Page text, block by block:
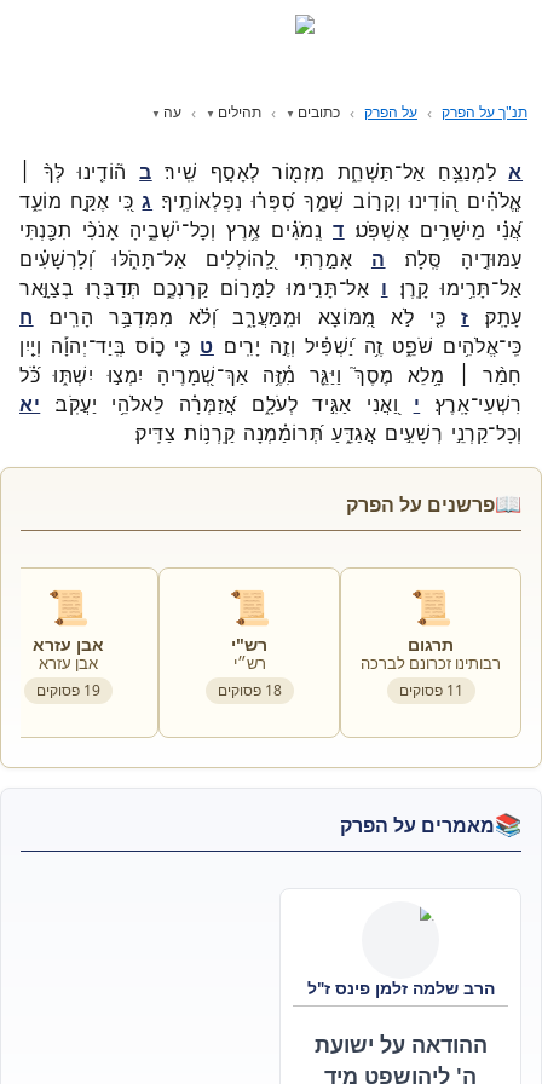
תנ"ך על הפרק על הפרק כתובים תהילים עה
א לַמְנַצֵּ֥חַ אַל־תַּשְׁחֵ֑ת מִזְמ֖וֹר לְאָסָ֣ף שִֽׁיר׃ ב ה֘וֹדִ֤ינוּ לְּךָ֨ ׀
אֱ‍ֽלֹהִ֗ים ה֭וֹדִינוּ וְקָר֣וֹב שְׁמֶ֑ךָ סִ֝פְּר֗וּ נִפְלְאוֹתֶֽיךָ׃ ג כִּ֭י אֶקַּ֣ח מוֹעֵ֑ד
אֲ֝נִ֗י מֵישָׁרִ֥ים אֶשְׁפֹּֽט׃ ד נְֽמֹגִ֗ים אֶ֥רֶץ וְכָל־יֹשְׁבֶ֑יהָ אָנֹכִ֨י תִכַּ֖נְתִּי
עַמּוּדֶ֣יהָ
סֶּֽלָה׃ ה אָמַ֣רְתִּי לַֽ֭הוֹלְלִים אַל־תָּהֹ֑לּוּ
וְ֝לָרְשָׁעִ֗ים
אַל־תָּרִ֥ימוּ קָֽרֶן׃ ו אַל־תָּרִ֣ימוּ לַמָּר֣וֹם קַרְנְכֶ֑ם תְּדַבְּר֖וּ בְצַוָּ֣אר
עָתָֽק׃
ז כִּ֤י לֹ֣א מִ֭מּוֹצָא וּמִֽמַּעֲרָ֑ב וְ֝לֹ֗א מִמִּדְבַּ֥ר הָרִֽים׃
ח
כִּֽי־אֱלֹהִ֥ים שֹׁפֵ֑ט זֶ֥ה יַ֝שְׁפִּ֗יל וְזֶ֣ה יָרִֽים׃ ט כִּ֤י כ֪וֹס בְּֽיַד־יְהוָ֡ה וְיַ֤יִן
חָמַ֨ר ׀
מָ֥לֵא מֶסֶךְ֮ וַיַּגֵּ֪ר מִ֫זֶּ֥ה אַךְ־שְׁ֭מָרֶיהָ יִמְצ֣וּ יִשְׁתּ֑וּ כֹּ֝֗ל
רִשְׁעֵי־אָֽרֶץ׃ י וַ֭אֲנִי אַגִּ֣יד לְעֹלָ֑ם אֲ֝זַמְּרָ֗ה לֵאלֹהֵ֥י יַעֲקֹֽב׃
יא
וְכָל־קַרְנֵ֣י רְשָׁעִ֣ים אֲגַדֵּ֑עַ תְּ֝רוֹמַ֗מְנָה קַֽרְנ֥וֹת צַדִּֽיק׃
📖פרשנים על הפרק
📜
תרגום
רבותינו זכרונם לברכה
11 פסוקים
📜
רש"י
רש״י
18 פסוקים
📜
אבן עזרא
אבן עזרא
19 פסוקים
📚מאמרים על הפרק
הרב שלמה זלמן פינס ז"ל
ההודאה על ישועת
ה' ליהושפט מיד